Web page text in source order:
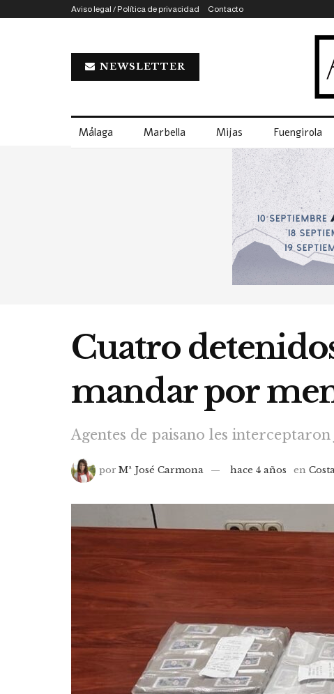
Aviso legal / Política de privacidad Contacto
NEWSLETTER
Málaga Marbella Mijas Fuengirola
Cuatro
mandar por
Agentes de paisano les
por Mª José Carmona hace 4 años en